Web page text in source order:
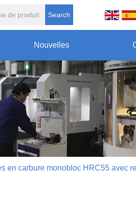
Search
Nouvelles
en carbure monobloc HRC55 avec